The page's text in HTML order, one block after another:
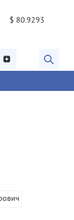
$ 80.9293